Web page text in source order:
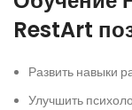
RestArt
Развить навыки
Улучшить